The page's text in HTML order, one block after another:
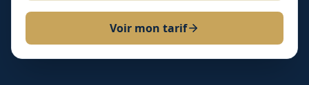
Voir mon tarif